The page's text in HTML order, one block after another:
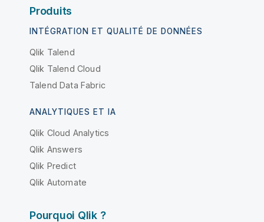
Produits
INTÉGRATION ET QUALITÉ DE DONNÉES
Qlik Talend
Qlik Talend Cloud
Talend Data Fabric
ANALYTIQUES ET IA
Qlik Cloud Analytics
Qlik Answers
Qlik Predict
Qlik Automate
Pourquoi Qlik ?